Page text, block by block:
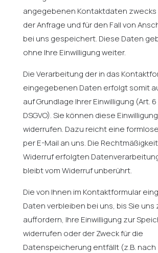
angegebenen Kontaktdaten
der Anfrage und für den Fall von
bei uns gespeichert. Diese Daten
ohne Ihre Einwilligung weiter.
Die Verarbeitung der in das
eingegebenen Daten erfolgt somit
auf Grundlage Ihrer Einwilligung (Art. 6
DSGVO). Sie können diese
widerrufen. Dazu reicht eine
per E-Mail an uns. Die
Widerruf erfolgten
bleibt vom Widerruf unberührt.
Die von Ihnen im Kontaktformular
Daten verbleiben bei uns, bis Sie uns
auffordern, Ihre Einwilligung zur
widerrufen oder der Zweck für die
Datenspeicherung entfällt (z.B. nach